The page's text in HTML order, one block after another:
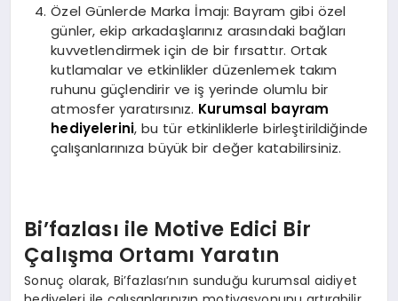
Özel Günlerde Marka İmajı: Bayram gibi özel
günler, ekip arkadaşlarınız arasındaki bağları
kuvvetlendirmek için de bir fırsattır. Ortak
kutlamalar ve etkinlikler düzenlemek takım
ruhunu güçlendirir ve iş yerinde olumlu bir
atmosfer yaratırsınız. Kurumsal bayram
hediyelerini, bu tür etkinliklerle birleştirildiğinde
çalışanlarınıza büyük bir değer katabilirsiniz.
Bi’fazlası ile Motive Edici Bir
Çalışma Ortamı Yaratın
Sonuç olarak, Bi’fazlası’nın sunduğu kurumsal aidiyet